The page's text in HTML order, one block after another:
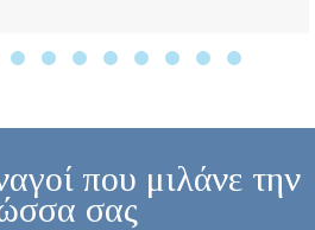
που μιλάνε την
σας